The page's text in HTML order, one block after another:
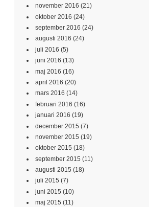
november 2016 (21)
oktober 2016 (24)
september 2016 (24)
augusti 2016 (24)
juli 2016 (5)
juni 2016 (13)
maj 2016 (16)
april 2016 (20)
mars 2016 (14)
februari 2016 (16)
januari 2016 (19)
december 2015 (7)
november 2015 (19)
oktober 2015 (18)
september 2015 (11)
augusti 2015 (18)
juli 2015 (7)
juni 2015 (10)
maj 2015 (11)